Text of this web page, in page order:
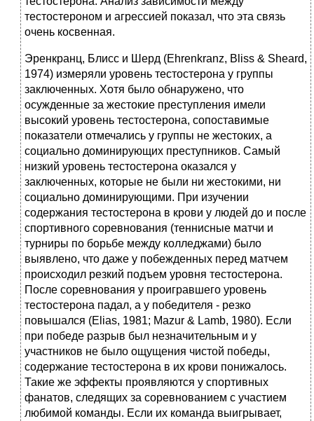
тестостероном и агрессией показал, что эта связь
очень косвенная.
Эренкранц, Блисс и Шерд (Ehrenkranz, Bliss & Sheard,
1974) измеряли уровень тестостерона у группы
заключенных. Хотя было обнаружено, что
осужденные за жестокие преступления имели
высокий уровень тестостерона, сопоставимые
показатели отмечались у группы не жестоких, а
социально доминирующих преступников. Самый
низкий уровень тестостерона оказался у
заключенных, которые не были ни жестокими, ни
социально доминирующими. При изучении
содержания тестостерона в крови у людей до и после
спортивного соревнования (теннисные матчи и
турниры по борьбе между колледжами) было
выявлено, что даже у побежденных перед матчем
происходил резкий подъем уровня тестостерона.
После соревнования у проигравшего уровень
тестостерона падал, а у победителя - резко
повышался (Elias, 1981; Mazur & Lamb, 1980). Если
при победе разрыв был незначительным и у
участников не было ощущения чистой победы,
содержание тестостерона в их крови понижалось.
Такие же эффекты проявляются у спортивных
фанатов, следящих за соревнованием с участием
любимой команды. Если их команда выигрывает,